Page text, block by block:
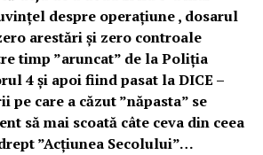
despre operațiune , dosarul
arestări și zero controale
timp ”aruncat” de la Poliția
4 și apoi fiind pasat la DICE –
pe care a căzut ”năpasta” se
să mai scoată câte ceva din ceea
”Acțiunea Secolului”…